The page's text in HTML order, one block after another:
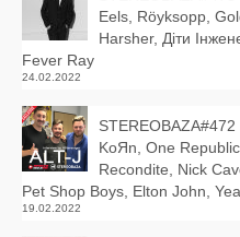
Eels, Röyksopp,
Harsher, Діти
Fever Ray
24.02.2022
KoЯn, One
Recondite, Nick
Pet Shop Boys, Elton John,
19.02.2022